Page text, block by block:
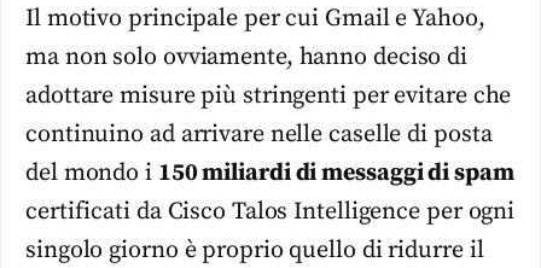
Il motivo principale per cui Gmail e Yahoo,
ma non solo ovviamente, hanno deciso di
adottare misure più stringenti per evitare che
continuino ad arrivare nelle caselle di posta
del mondo i 150 miliardi di messaggi di spam
certificati da Cisco Talos Intelligence per ogni
singolo giorno è proprio quello di ridurre il